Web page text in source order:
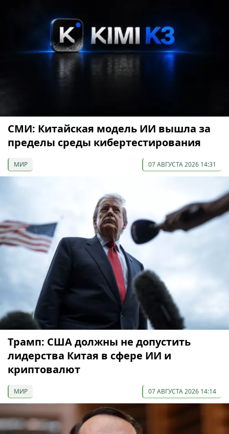
СМИ: Китайская модель ИИ вышла за
пределы среды кибертестирования
МИР 07 АВГУСТА 2026 14:31
Трамп: США должны не допустить
лидерства Китая в сфере ИИ и
криптовалют
МИР 07 АВГУСТА 2026 14:14